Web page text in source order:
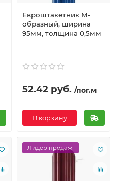
Евроштакетник М-
образный, ширина
95мм, толщина 0,5мм
52.42 руб. /пог.м
В корзину
Лидер продаж!